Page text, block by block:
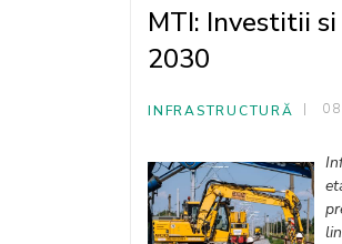
MTI: Investitii
2030
INFRASTRUCTURĂ